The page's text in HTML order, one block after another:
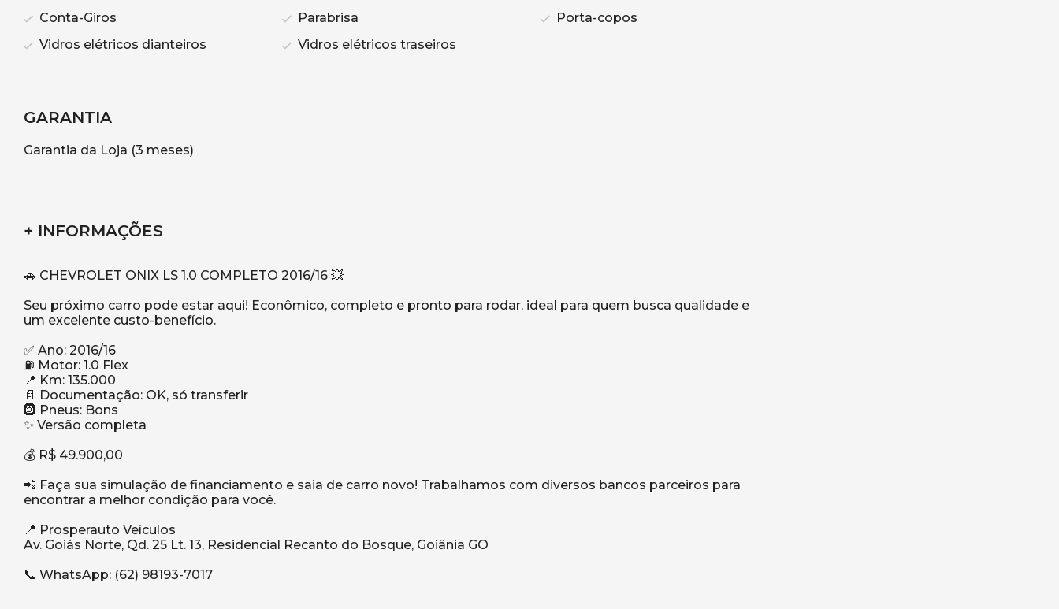
Conta-Giros
Parabrisa
Porta-copos
Vidros elétricos dianteiros
Vidros elétricos traseiros
GARANTIA
Garantia da Loja (3 meses)
+ INFORMAÇÕES
🚗 CHEVROLET ONIX LS 1.0 COMPLETO 2016/16 💥
Seu próximo carro pode estar aqui! Econômico, completo e pronto para rodar, ideal para quem busca qualidade e
um excelente custo-benefício.
✅ Ano: 2016/16
⛽ Motor: 1.0 Flex
📍 Km: 135.000
📄 Documentação: OK, só transferir
🛞 Pneus: Bons
✨ Versão completa
💰 R$ 49.900,00
📲 Faça sua simulação de financiamento e saia de carro novo! Trabalhamos com diversos bancos parceiros para
encontrar a melhor condição para você.
📍 Prosperauto Veículos
Av. Goiás Norte, Qd. 25 Lt. 13, Residencial Recanto do Bosque, Goiânia GO